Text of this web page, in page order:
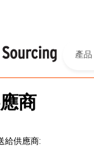
產品
商
給供應商: